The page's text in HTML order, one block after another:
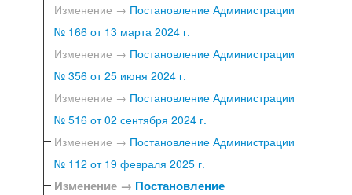
Изменение → Постановление Администрации
№ 166 от 13 марта 2024 г.
Изменение → Постановление Администрации
№ 356 от 25 июня 2024 г.
Изменение → Постановление Администрации
№ 516 от 02 сентября 2024 г.
Изменение → Постановление Администрации
№ 112 от 19 февраля 2025 г.
Изменение → Постановление